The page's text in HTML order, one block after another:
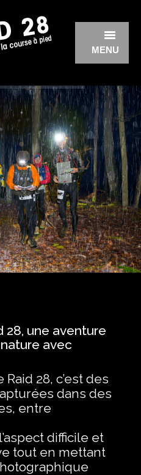
MENU
2025
2024
2023
2022
2020
28, une aventure
avec
28, c’est des
dans des
entre
difficile et
tout en mettant